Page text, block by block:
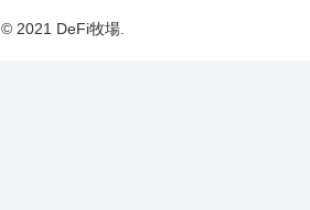
© 2021 DeFi牧場.